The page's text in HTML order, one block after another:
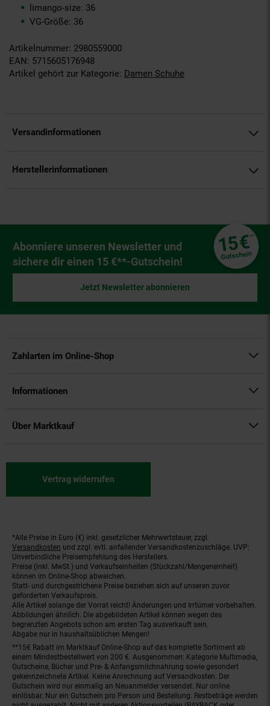
limango-size: 36
VG-Größe: 36
Artikelnummer: 2980559000
EAN: 5715605176948
Artikel gehört zur Kategorie: Damen Schuhe
Versandinformationen
Herstellerinformationen
Newsletter Anmeldung
Abonniere unseren Newsletter und
sichere dir einen 15 €**-Gutschein!
15€**
Gutschein
Jetzt Newsletter abonnieren
Zahlarten im Online-Shop
Informationen
Über Marktkauf
Vertrag widerrufen
Fußnoten
*Alle Preise in Euro (€) inkl. gesetzlicher Mehrwertsteuer, zzgl.
Versandkosten und zzgl. evtl. anfallender Versandkostenzuschläge. UVP:
Unverbindliche Preisempfehlung des Herstellers.
Preise (inkl. MwSt.) und Verkaufseinheiten (Stückzahl/Mengeneinheit)
können im Online-Shop abweichen.
Statt- und durchgestrichene Preise beziehen sich auf unseren zuvor
geforderten Verkaufspreis.
Alle Artikel solange der Vorrat reicht! Änderungen und Irrtümer vorbehalten.
Abbildungen ähnlich. Die abgebildeten Artikel können wegen des
begrenzten Angebots schon am ersten Tag ausverkauft sein.
Abgabe nur in haushaltsüblichen Mengen!
**15€ Rabatt im Marktkauf Online-Shop auf das komplette Sortiment ab
einem Mindestbestellwert von 200 €. Ausgenommen: Kategorie Multimedia,
Gutscheine, Bücher und Pre- & Anfangsmilchnahrung sowie gesondert
gekennzeichnete Artikel. Keine Anrechnung auf Versandkosten. Der
Gutschein wird nur einmalig an Neuanmelder versendet. Nur online
einlösbar. Nur ein Gutschein pro Person und Bestellung. Restbeträge werden